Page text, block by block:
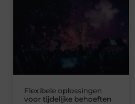
Flexibele oplossingen
voor tijdelijke behoeften